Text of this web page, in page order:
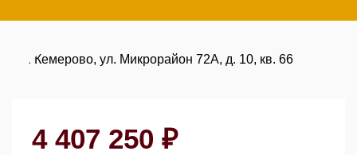
4 407 250 ₽